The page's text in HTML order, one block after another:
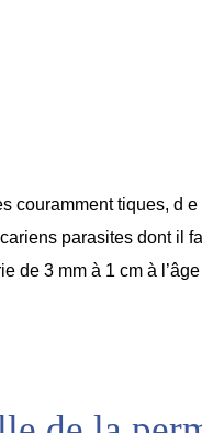
couramment tiques, d
parasites dont il
de 3 mm à 1 cm à